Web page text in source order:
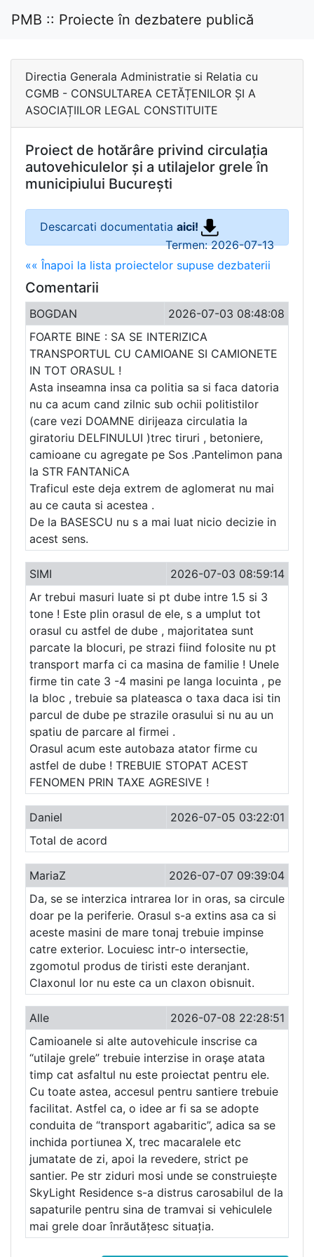
PMB :: Proiecte în dezbatere publică
Directia Generala Administratie si Relatia cu
CGMB - CONSULTAREA CETĂȚENILOR ȘI A
ASOCIAȚIILOR LEGAL CONSTITUITE
Proiect de hotărâre privind circulația
autovehiculelor și a utilajelor grele în
municipiului București
Descarcati documentatia aici!
Termen: 2026-07-13
«« Înapoi la lista proiectelor supuse dezbaterii
Comentarii
BOGDAN
2026-07-03 08:48:08
FOARTE BINE : SA SE INTERIZICA
TRANSPORTUL CU CAMIOANE SI CAMIONETE
IN TOT ORASUL !
Asta inseamna insa ca politia sa si faca datoria
nu ca acum cand zilnic sub ochii politistilor
(care vezi DOAMNE dirijeaza circulatia la
giratoriu DELFINULUI )trec tiruri , betoniere,
camioane cu agregate pe Sos .Pantelimon pana
la STR FANTANiCA
Traficul este deja extrem de aglomerat nu mai
au ce cauta si acestea .
De la BASESCU nu s a mai luat nicio decizie in
acest sens.
SIMI
2026-07-03 08:59:14
Ar trebui masuri luate si pt dube intre 1.5 si 3
tone ! Este plin orasul de ele, s a umplut tot
orasul cu astfel de dube , majoritatea sunt
parcate la blocuri, pe strazi fiind folosite nu pt
transport marfa ci ca masina de familie ! Unele
firme tin cate 3 -4 masini pe langa locuinta , pe
la bloc , trebuie sa plateasca o taxa daca isi tin
parcul de dube pe strazile orasului si nu au un
spatiu de parcare al firmei .
Orasul acum este autobaza atator firme cu
astfel de dube ! TREBUIE STOPAT ACEST
FENOMEN PRIN TAXE AGRESIVE !
Daniel
2026-07-05 03:22:01
Total de acord
MariaZ
2026-07-07 09:39:04
Da, se se interzica intrarea lor in oras, sa circule
doar pe la periferie. Orasul s-a extins asa ca si
aceste masini de mare tonaj trebuie impinse
catre exterior. Locuiesc intr-o intersectie,
zgomotul produs de tiristi este deranjant.
Claxonul lor nu este ca un claxon obisnuit.
Alle
2026-07-08 22:28:51
Camioanele si alte autovehicule inscrise ca
“utilaje grele” trebuie interzise in oraşe atata
timp cat asfaltul nu este proiectat pentru ele.
Cu toate astea, accesul pentru santiere trebuie
facilitat. Astfel ca, o idee ar fi sa se adopte
conduita de “transport agabaritic”, adica sa se
inchida portiunea X, trec macaralele etc
jumatate de zi, apoi la revedere, strict pe
santier. Pe str ziduri mosi unde se construiește
SkyLight Residence s-a distrus carosabilul de la
sapaturile pentru sina de tramvai si vehiculele
mai grele doar înrăutățesc situația.